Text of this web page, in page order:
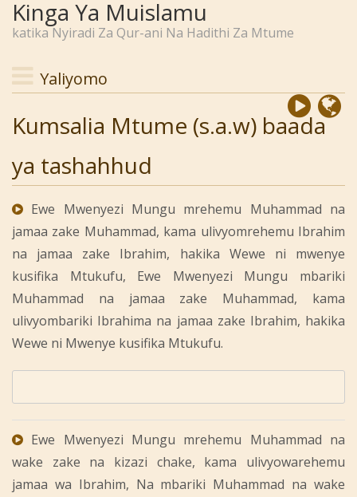
Kinga Ya Muislamu
katika Nyiradi Za Qur-ani Na Hadithi Za Mtume
Yaliyomo
Kumsalia Mtume (s.a.w) baada
ya tashahhud
Ewe Mwenyezi Mungu mrehemu Muhammad na
jamaa zake Muhammad, kama ulivyomrehemu Ibrahim
na jamaa zake Ibrahim, hakika Wewe ni mwenye
kusifika Mtukufu, Ewe Mwenyezi Mungu mbariki
Muhammad na jamaa zake Muhammad, kama
ulivyombariki Ibrahima na jamaa zake Ibrahim, hakika
Wewe ni Mwenye kusifika Mtukufu.
Ewe Mwenyezi Mungu mrehemu Muhammad na
wake zake na kizazi chake, kama ulivyowarehemu
jamaa wa Ibrahim, Na mbariki Muhammad na wake